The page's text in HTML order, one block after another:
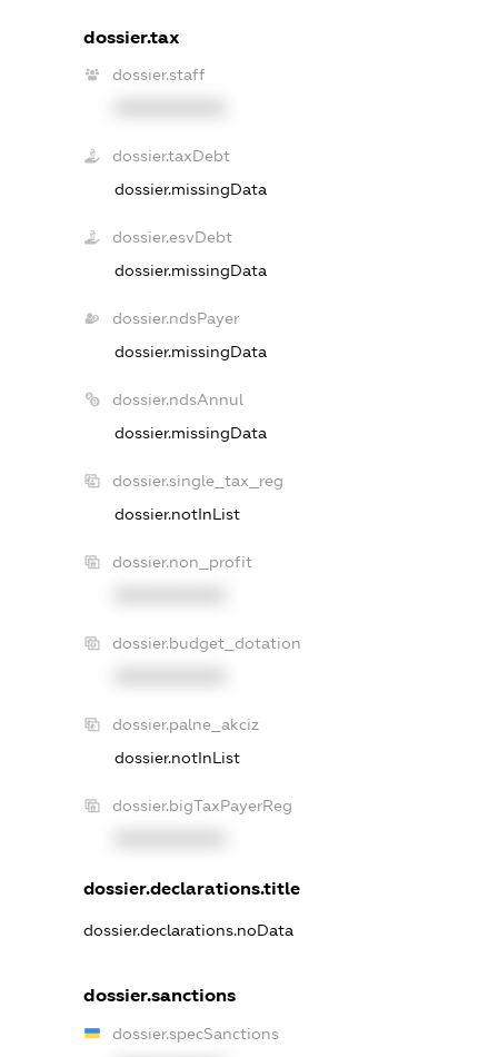
dossier.tax
dossier.staff
dossier.taxDebt
dossier.missingData
dossier.esvDebt
dossier.missingData
dossier.ndsPayer
dossier.missingData
dossier.ndsAnnul
dossier.missingData
dossier.single_tax_reg
dossier.notInList
dossier.non_profit
dossier.budget_dotation
dossier.palne_akciz
dossier.notInList
dossier.bigTaxPayerReg
dossier.declarations.title
dossier.declarations.noData
dossier.sanctions
dossier.specSanctions